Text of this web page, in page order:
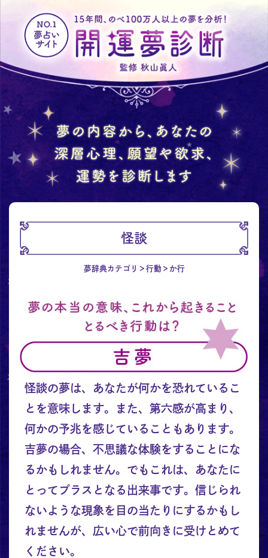
怪談
夢辞典カテゴリ 行動 か行
怪談の夢は、あなたが何かを恐れているこ
とを意味します。また、第六感が高まり、
何かの予兆を感じていることもあります。
吉夢の場合、不思議な体験をすることにな
るかもしれません。でもこれは、あなたに
とってプラスとなる出来事です。信じられ
ないような現象を目の当たりにするかもし
れませんが、広い心で前向きに受けとめて
ください。